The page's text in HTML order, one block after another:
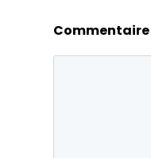
Commentaire